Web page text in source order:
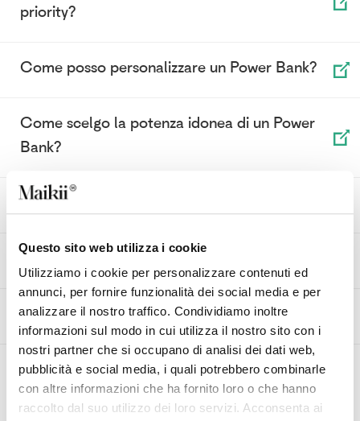
Questo sito web utilizza i cookie
Utilizziamo i cookie per personalizzare contenuti ed
annunci, per fornire funzionalità dei social media e per
analizzare il nostro traffico. Condividiamo inoltre
informazioni sul modo in cui utilizza il nostro sito con i
nostri partner che si occupano di analisi dei dati web,
pubblicità e social media, i quali potrebbero combinarle
con altre informazioni che ha fornito loro o che hanno
raccolto dal suo utilizzo dei loro servizi. Acconsenta ai
priority?
Come posso personalizzare un Power Bank?
Come scelgo la potenza idonea di un Power
Bank?
Cos’è un Power Bank?
Che differenza c’è tra una USB 2.0 e una 3.0?
Cos’è una chiavetta USB OTG?
Posso chiedere un preventivo Maikiidea online
come per gli altri prodotti?